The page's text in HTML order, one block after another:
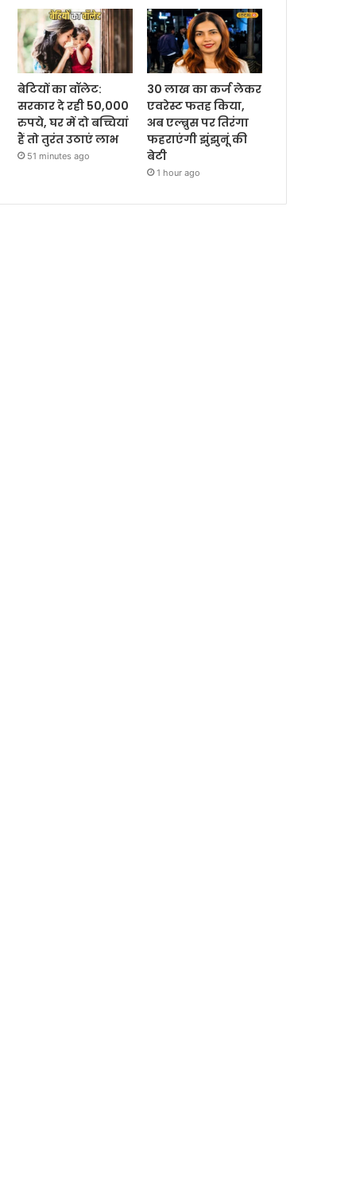
बेटियों का वॉलेट:
सरकार दे रही 50,000
रुपये, घर में दो बच्चियां
हैं तो तुरंत उठाएं लाभ
51 minutes ago
30 लाख का कर्ज लेकर
एवरेस्ट फतह किया,
अब एल्ब्रुस पर तिरंगा
फहराएंगी झुंझुनूं की
बेटी
1 hour ago